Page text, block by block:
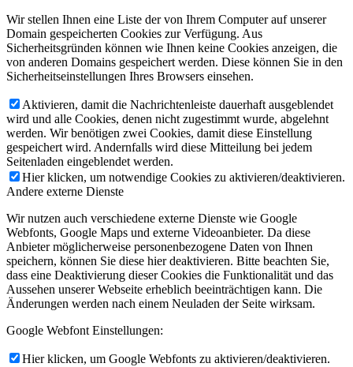
Wir stellen Ihnen eine Liste der von Ihrem Computer auf unserer
Domain gespeicherten Cookies zur Verfügung. Aus
Sicherheitsgründen können wie Ihnen keine Cookies anzeigen, die
von anderen Domains gespeichert werden. Diese können Sie in den
Sicherheitseinstellungen Ihres Browsers einsehen.
Aktivieren, damit die Nachrichtenleiste dauerhaft ausgeblendet
wird und alle Cookies, denen nicht zugestimmt wurde, abgelehnt
werden. Wir benötigen zwei Cookies, damit diese Einstellung
gespeichert wird. Andernfalls wird diese Mitteilung bei jedem
Seitenladen eingeblendet werden.
Hier klicken, um notwendige Cookies zu aktivieren/deaktivieren.
Andere externe Dienste
Wir nutzen auch verschiedene externe Dienste wie Google
Webfonts, Google Maps und externe Videoanbieter. Da diese
Anbieter möglicherweise personenbezogene Daten von Ihnen
speichern, können Sie diese hier deaktivieren. Bitte beachten Sie,
dass eine Deaktivierung dieser Cookies die Funktionalität und das
Aussehen unserer Webseite erheblich beeinträchtigen kann. Die
Änderungen werden nach einem Neuladen der Seite wirksam.
Google Webfont Einstellungen:
Hier klicken, um Google Webfonts zu aktivieren/deaktivieren.